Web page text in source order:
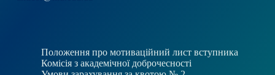
Положення про мотиваційний лист вступника
Комісія з академічної доброчесності